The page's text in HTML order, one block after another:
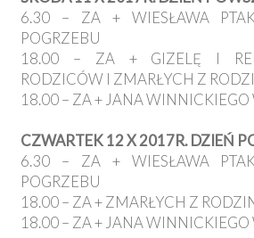
6.30 – ZA + WIESŁAWA
POGRZEBU
18.00 – ZA + GIZELĘ I
RODZICÓW I ZMARŁYCH Z
18.00 – ZA + JANA WINNICKIEGO
CZWARTEK 12 X 2017R. DZIEŃ
6.30 – ZA + WIESŁAWA
POGRZEBU
18.00 – ZA + ZMARŁYCH Z
18.00 – ZA + JANA WINNICKIEGO